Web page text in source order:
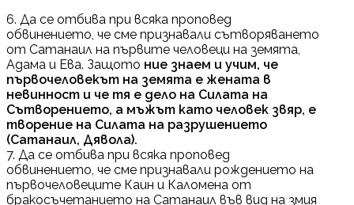
6. Да се отбива при всяка проповед
обвинението, че сме признавали сътворяването
от Сатанаил на първите человеци на земята,
Адама и Ева. Защото ние знаем и учим, че
първочеловекът на земята е жената в
невинност и че тя е дело на Силата на
Сътворението, а мъжът като человек звяр, е
творение на Силата на разрушението
(Сатанаил, Дявола).
7. Да се отбива при всяка проповед
обвинението, че сме признавали рождението на
първочеловеците Каин и Каломена от
бракосъчетанието на Сатанаил във вид на змия